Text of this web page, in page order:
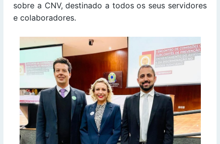
sobre a CNV, destinado a todos os seus servidores
e colaboradores.